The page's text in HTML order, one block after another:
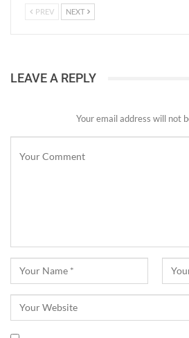
PREV NEXT
LEAVE A REPLY
Your email address will not